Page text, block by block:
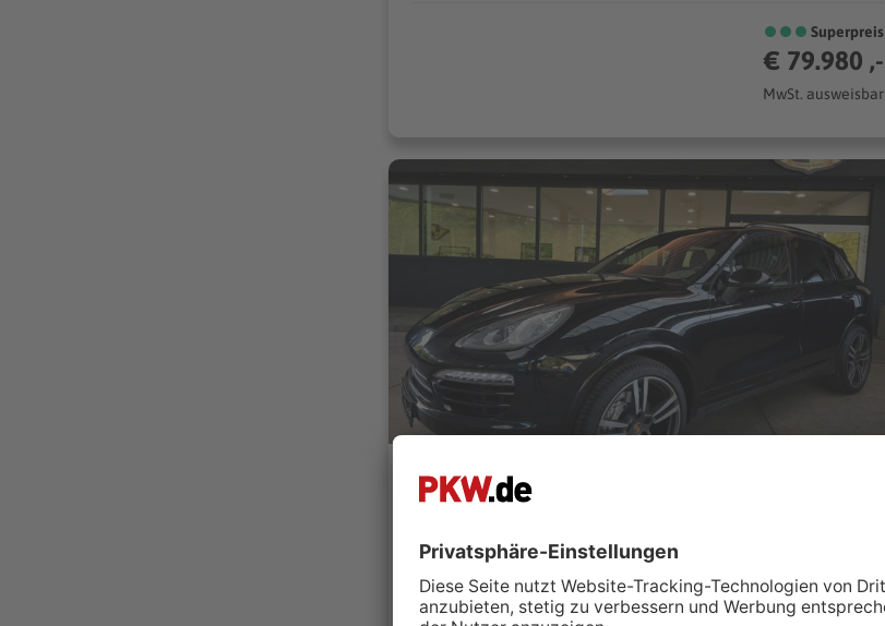
Superpreis
€ 79.980 ,-
MwSt. ausweisbar
37081 Göttingen
Händler kontaktieren